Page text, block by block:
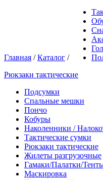
Главная /Каталог /
Рюкзаки тактические
Подсумки
Спальные мешки
Пончо
Кобуры
Наколенники /
Тактические сумки
Рюкзаки тактические
Жилеты разгрузочные
Гамаки/Палатки/
Маскировка